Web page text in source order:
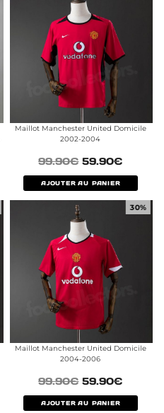
Maillot Manchester United Domicile
2002-2004
99.90€ 59.90€
AJOUTER AU PANIER
30%
Maillot Manchester United Domicile
2004-2006
99.90€ 59.90€
AJOUTER AU PANIER